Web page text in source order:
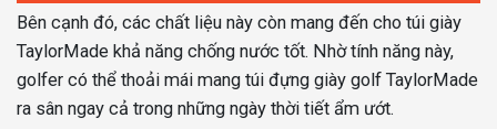
Bên cạnh đó, các chất liệu này còn mang đến cho túi giày
TaylorMade khả năng chống nước tốt. Nhờ tính năng này,
golfer có thể thoải mái mang túi đựng giày golf TaylorMade
ra sân ngay cả trong những ngày thời tiết ẩm ướt.